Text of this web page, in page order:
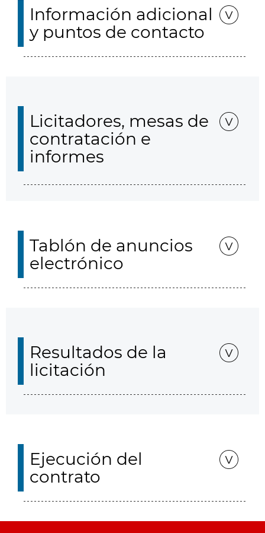
Información adicional
y puntos de contacto
Licitadores, mesas de
contratación e
informes
Tablón de anuncios
electrónico
Resultados de la
licitación
Ejecución del
contrato